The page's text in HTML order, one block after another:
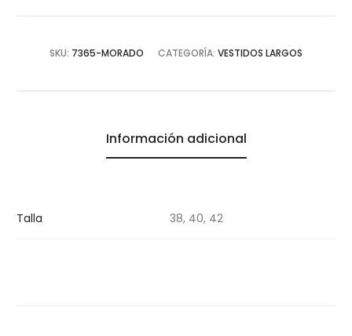
SKU: 7365-MORADO CATEGORÍA: VESTIDOS LARGOS
Información adicional
Talla 38, 40, 42